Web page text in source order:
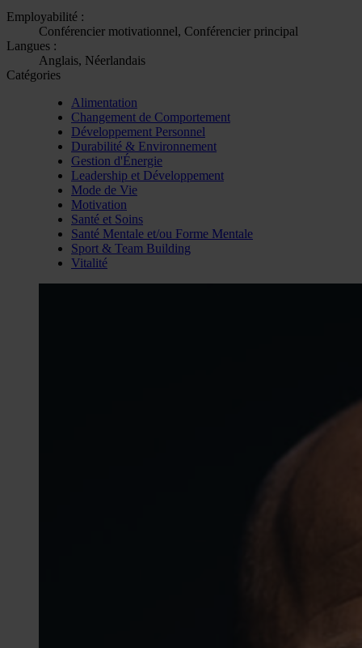
Employabilité :
Conférencier motivationnel, Conférencier principal
Langues :
Anglais, Néerlandais
Catégories
Alimentation
Changement de Comportement
Développement Personnel
Durabilité & Environnement
Gestion d'Énergie
Leadership et Développement
Mode de Vie
Motivation
Santé et Soins
Santé Mentale et/ou Forme Mentale
Sport & Team Building
Vitalité